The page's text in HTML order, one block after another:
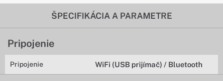
ŠPECIFIKÁCIA A PARAMETRE
Pripojenie
Pripojenie WiFi (USB prijímač) / Bluetooth